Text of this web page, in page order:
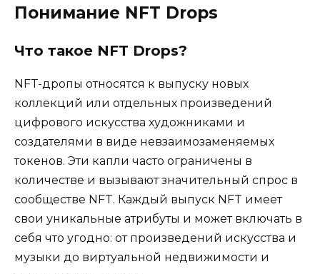
Понимание NFT Drops
Что такое NFT Drops?
NFT-дропы относятся к выпуску новых
коллекций или отдельных произведений
цифрового искусства художниками и
создателями в виде невзаимозаменяемых
токенов. Эти капли часто ограничены в
количестве и вызывают значительный спрос в
сообществе NFT. Каждый выпуск NFT имеет
свои уникальные атрибуты и может включать в
себя что угодно: от произведений искусства и
музыки до виртуальной недвижимости и